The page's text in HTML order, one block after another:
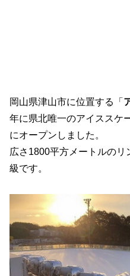
岡山県津山市に位置する「
年に県北唯一のアイススケ
にオープンしました。
広さ1800平方メートルの
級です。